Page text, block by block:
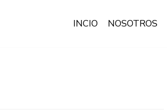
INCIO NOSOTROS